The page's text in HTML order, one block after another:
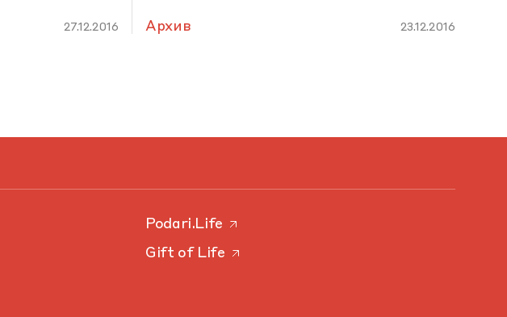
27.12.2016 Архив 23.12.2016
Podari.Life
Gift of Life